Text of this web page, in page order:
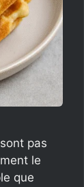
pas
le
que